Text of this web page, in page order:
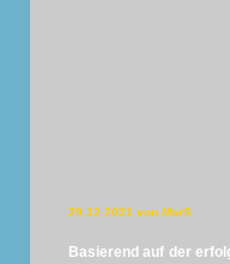
29.12.2021 von MarS
Basierend auf der